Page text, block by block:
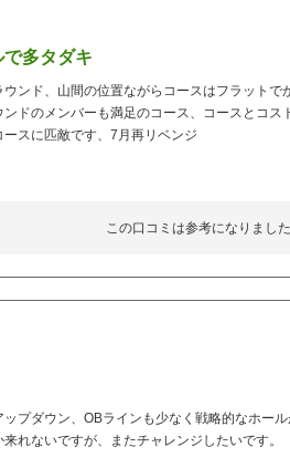
多タダキ
ンド、山間の位置ながらコースはフラットで
ンドのメンバーも満足のコース、コースとコ
スに匹敵です、7月再リベンジ
この口コミは参考になりまし
プダウン、OBラインも少なく戦略的なホー
れないですが、またチャレンジしたいです。